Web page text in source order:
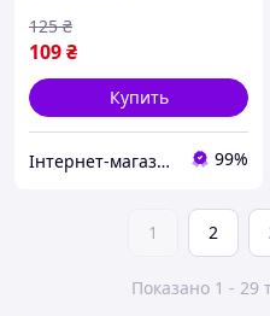
модульный
109₴
125 ₴
Купить
Інтернет-магазин TRINTA 99%
1 2
Показано 1 - 29